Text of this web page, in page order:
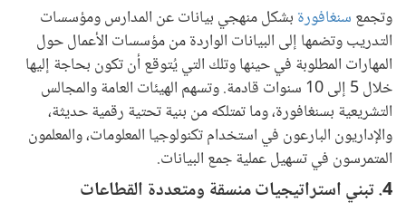
وتجمع سنغافورة بشكل منهجي بيانات عن المدارس ومؤسسات
التدريب وتضمها إلى البيانات الواردة من مؤسسات الأعمال حول
المهارات المطلوبة في حينها وتلك التي يُتوقع أن تكون بحاجة إليها
خلال 5 إلى 10 سنوات قادمة. وتسهم الهيئات العامة والمجالس
التشريعية بسنغافورة، وما تمتلكه من بنية تحتية رقمية حديثة،
والإداريون البارعون في استخدام تكنولوجيا المعلومات، والمعلمون
المتمرسون في تسهيل عملية جمع البيانات.
4. تبني استراتيجيات منسقة ومتعددة القطاعات